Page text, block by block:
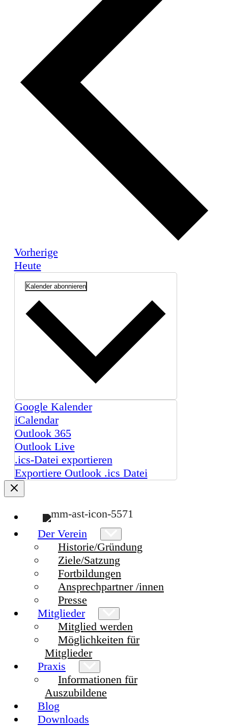
VorherigeVeranstaltungen
Heute
Kalender abonnieren
Google Kalender
iCalendar
Outlook 365
Outlook Live
.ics-Datei exportieren
Exportiere Outlook .ics Datei
Der Verein
Historie/Gründung
Ziele/Satzung
Fortbildungen
Ansprechpartner /innen
Presse
Mitglieder
Mitglied werden
Möglichkeiten für
Mitglieder
Praxis
Informationen für
Auszubildene
Blog
Downloads